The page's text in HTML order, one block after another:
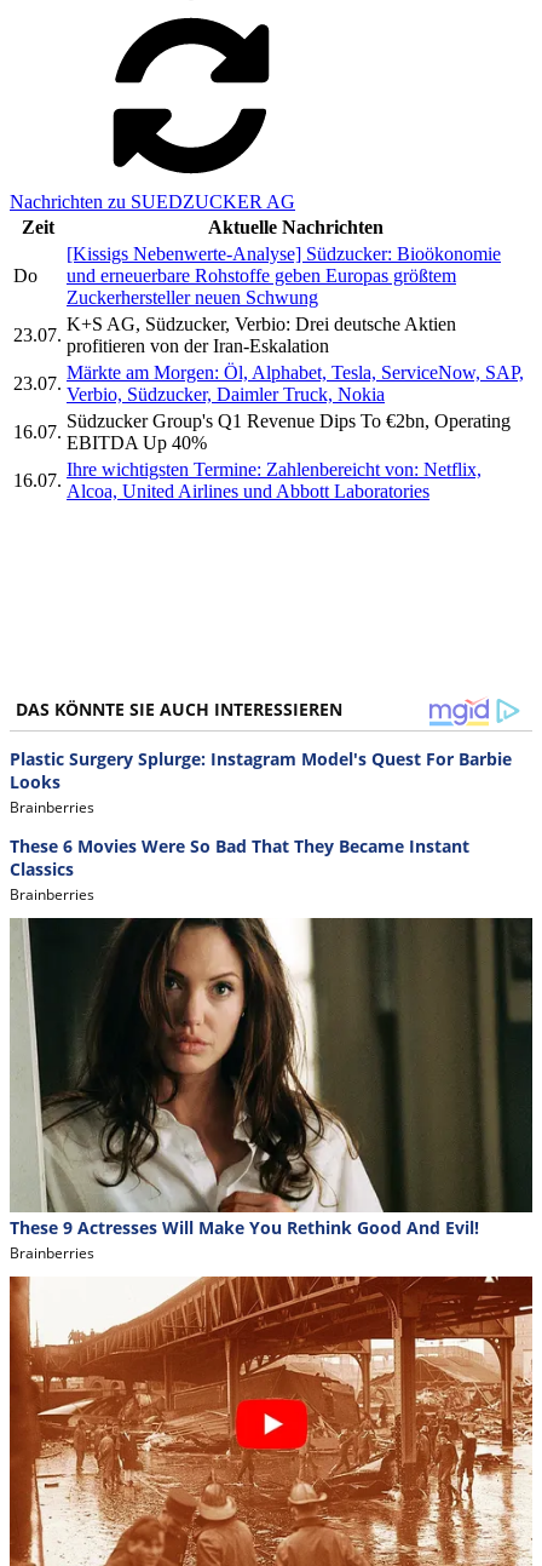
Nachrichten zu SUEDZUCKER AG
Zeit
Aktuelle Nachrichten
Do
[Kissigs Nebenwerte-Analyse] Südzucker: Bioökonomie
und erneuerbare Rohstoffe geben Europas größtem
Zuckerhersteller neuen Schwung
23.07.
K+S AG, Südzucker, Verbio: Drei deutsche Aktien
profitieren von der Iran-Eskalation
23.07.
Märkte am Morgen: Öl, Alphabet, Tesla, ServiceNow, SAP,
Verbio, Südzucker, Daimler Truck, Nokia
16.07.
Südzucker Group's Q1 Revenue Dips To €2bn, Operating
EBITDA Up 40%
16.07.
Ihre wichtigsten Termine: Zahlenbereicht von: Netflix,
Alcoa, United Airlines und Abbott Laboratories